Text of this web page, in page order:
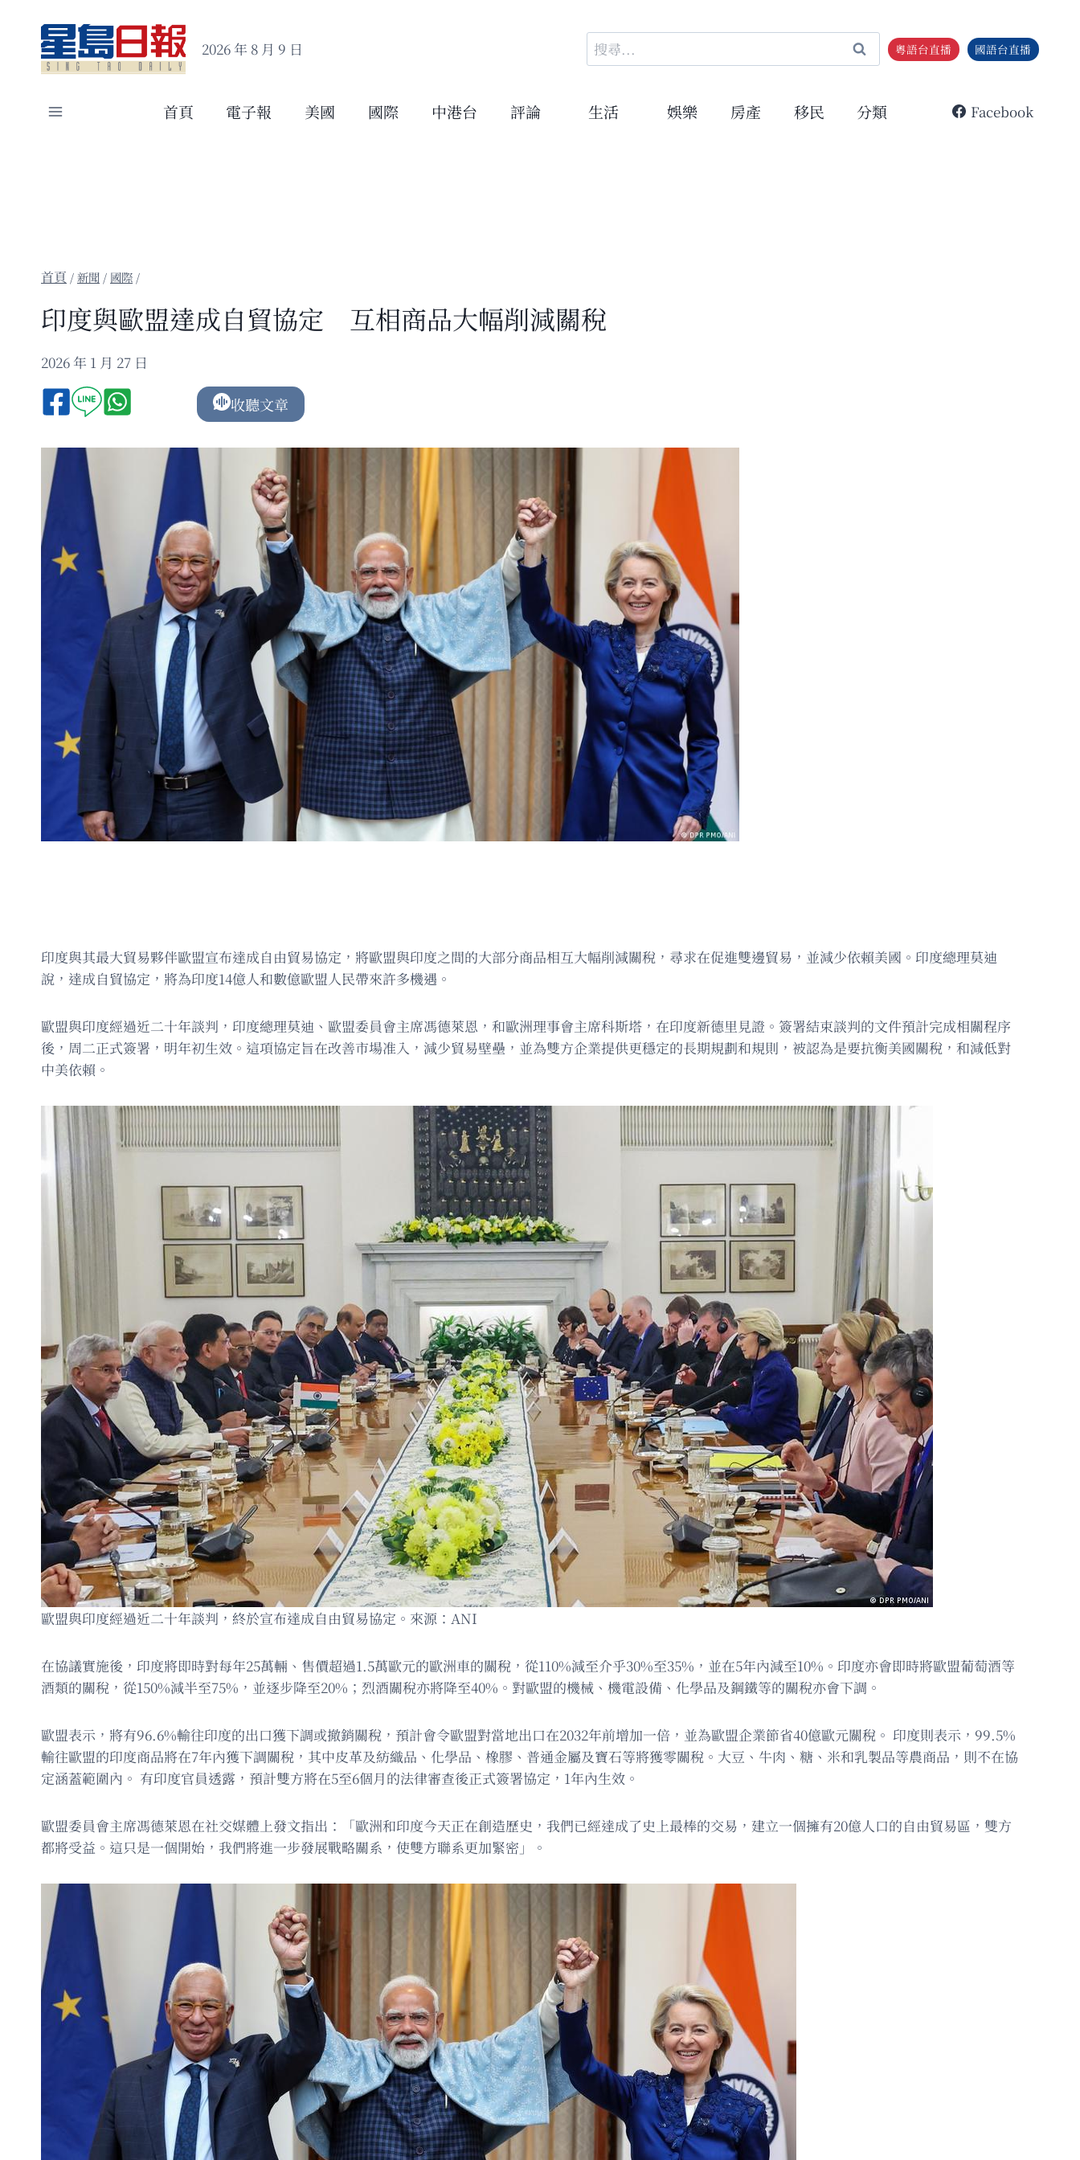
content
2026 年 8 月 9 日
搜
尋
鍵
粵語台直播 國語台直播
首頁 電子報 美國 國際 中港台 評論 生活 娛樂 房產 移民 分類 Facebook
/新聞 / 國際 /
印度與歐盟達成自貿協定 互相商品大幅削減關稅
2026 年 1 月 27 日
收聽文章
印度與其最大貿易夥伴歐盟宣布達成自由貿易協定，將歐盟與印度之間的大部分商品相互大幅削減關稅，尋求在促進雙邊貿易，並減少依賴美國。印度總理莫迪
說，達成自貿協定，將為印度14億人和數億歐盟人民帶來許多機遇。
歐盟與印度經過近二十年談判，印度總理莫迪、歐盟委員會主席馮德萊恩，和歐洲理事會主席科斯塔，在印度新德里見證。簽署結束談判的文件預計完成相關程序
後，周二正式簽署，明年初生效。這項協定旨在改善市場准入，減少貿易壁壘，並為雙方企業提供更穩定的長期規劃和規則，被認為是要抗衡美國關稅，和減低對
中美依賴。
歐盟與印度經過近二十年談判，終於宣布達成自由貿易協定。來源：ANI
在協議實施後，印度將即時對每年25萬輛、售價超過1.5萬歐元的歐洲車的關稅，從110%減至介乎30%至35%，並在5年內減至10%。印度亦會即時將歐盟葡萄酒等
酒類的關稅，從150%減半至75%，並逐步降至20%；烈酒關稅亦將降至40%。對歐盟的機械、機電設備、化學品及鋼鐵等的關稅亦會下調。
歐盟表示，將有96.6%輸往印度的出口獲下調或撤銷關稅，預計會令歐盟對當地出口在2032年前增加一倍，並為歐盟企業節省40億歐元關稅。 印度則表示，99.5%
輸往歐盟的印度商品將在7年內獲下調關稅，其中皮革及紡織品、化學品、橡膠、普通金屬及寶石等將獲零關稅。大豆、牛肉、糖、米和乳製品等農商品，則不在協
定涵蓋範圍內。 有印度官員透露，預計雙方將在5至6個月的法律審查後正式簽署協定，1年內生效。
歐盟委員會主席馮德萊恩在社交媒體上發文指出：「歐洲和印度今天正在創造歷史，我們已經達成了史上最棒的交易，建立一個擁有20億人口的自由貿易區，雙方
都將受益。這只是一個開始，我們將進一步發展戰略關系，使雙方聯系更加緊密」。